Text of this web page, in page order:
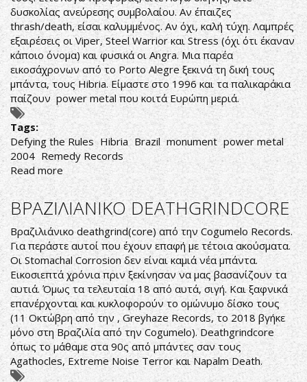
δυσκολίας ανεύρεσης συμβολαίου. Αν έπαιζες
thrash/death, είσαι καλυμμένος. Αν όχι, καλή τύχη. Λαμπρές
εξαιρέσεις οι Viper, Steel Warrior και Stress (όχι ότι έκαναν
κάποιο όνομα) και φυσικά οι Angra. Μια παρέα
εικοσάχρονων από το Porto Alegre ξεκινά τη δική τους
μπάντα, τους Hibria. Είμαστε στο 1996 και τα παλικαράκια
παίζουν power metal που κοιτά Ευρώπη μεριά.
Tags:
Defying the Rules Hibria Brazil monument power metal
2004 Remedy Records
Read more about
Hibria-
Defying
the
Rules
ΒΡΑΖΙΛΙΑΝΙΚΟ DEATHGRINDCORE
Βραζιλιάνικο deathgrind(core) από την Cogumelo Records.
Για περάστε αυτοί που έχουν επαφή με τέτοια ακούσματα.
Οι Stomachal Corrosion δεν είναι καμιά νέα μπάντα.
Εικοσιεπτά χρόνια πριν ξεκίνησαν να μας βασανίζουν τα
αυτιά. Όμως τα τελευταία 18 από αυτά, σιγή. Και ξαφνικά
επανέρχονται και κυκλοφορούν το ομώνυμο δίσκο τους
(11 Οκτώβρη από την , Greyhaze Records, το 2018 βγήκε
μόνο στη Βραζιλία από την Cogumelo). Deathgrindcore
όπως το μάθαμε στα 90ς από μπάντες σαν τους
Agathocles, Extreme Noise Terror και Napalm Death.